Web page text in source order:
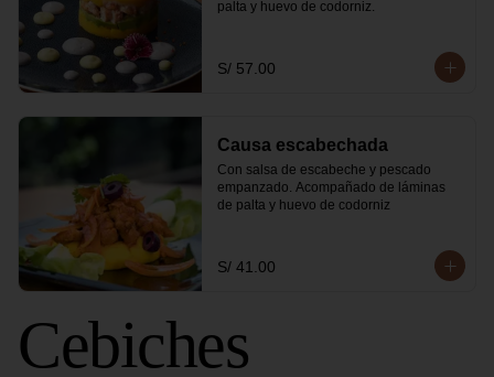
palta y huevo de codorniz.
S/ 57.00
Causa escabechada
Con salsa de escabeche y pescado
empanzado. Acompañado de láminas
de palta y huevo de codorniz
S/ 41.00
Cebiches